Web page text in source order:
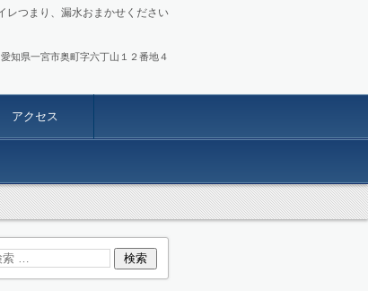
レつまり、漏水おまかせください
知県一宮市奥町字六丁山１２番地４
アクセス